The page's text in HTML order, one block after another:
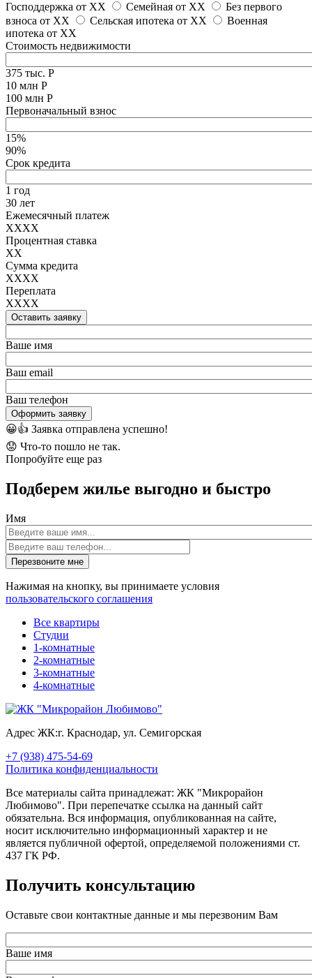
Господдержка от XX Семейная от XX
Без первого
взноса от XX Сельская ипотека от XX
Военная
ипотека от XX
Стоимость недвижимости
375 тыс. Р
10 млн Р
100 млн Р
Первоначальный взнос
15%
90%
Срок кредита
1 год
30 лет
Ежемесячный платеж
XXXX
Процентная ставка
XX
Сумма кредита
XXXX
Переплата
XXXX
Оставить заявку
Ваше имя
Ваш email
Ваш телефон
Оформить заявку
😀👍 Заявка отправлена успешно!
😟 Что-то пошло не так.
Попробуйте еще раз
Подберем жилье выгодно и быстро
Имя
Перезвоните мне
Нажимая на кнопку, вы принимаете условия
пользовательского соглашения
Все квартиры
Студии
1-комнатные
2-комнатные
3-комнатные
4-комнатные
Адрес ЖК:г. Краснодар, ул. Семигорская
+7 (938) 475-54-69
Политика конфиденциальности
Все материалы сайта принадлежат: ЖК "Микрорайон
Любимово". При перепечатке ссылка на данный сайт
обязательна. Вся информация, опубликованная на сайте,
носит исключительно информационный характер и не
является публичной офертой, определяемой положениями ст.
437 ГК РФ.
Получить консультацию
Оставьте свои контактные данные и мы перезвоним Вам
Ваше имя